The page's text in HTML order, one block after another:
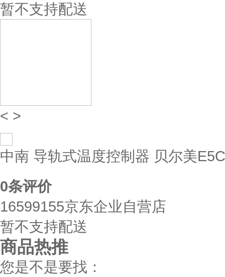
暂不支持配送
< >
中南 导轨式温度控制器 贝尔美
0条评价
16599155京东企业自营店
暂不支持配送
商品热推
您是不是要找：